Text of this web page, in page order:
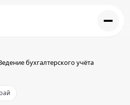
бухгалтерского учёта